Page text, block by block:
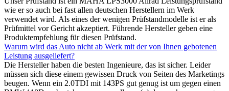
wie er so auch bei fast allen deutschen Herstellern im Werk
verwendet wird. Als eines der wenigen Prüfstandmodelle ist er als
Prüfmittel vor Gericht akzeptiert. Führende Hersteller geben eine
Produktempfehlung für diesen Prüfstand.
Warum wird das Auto nicht ab Werk mit der von Ihnen gebotenen
Leistung ausgeliefert?
Die Hersteller haben die besten Ingenieure, das ist sicher. Leider
müssen sich diese einem gewissen Druck von Seiten des Marketings
beugen. Wenn ein 2.0TDI mit 143PS gut genug ist um gegen einen